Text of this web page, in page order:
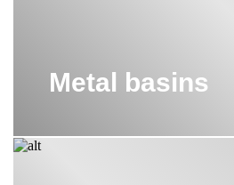
Metal basins